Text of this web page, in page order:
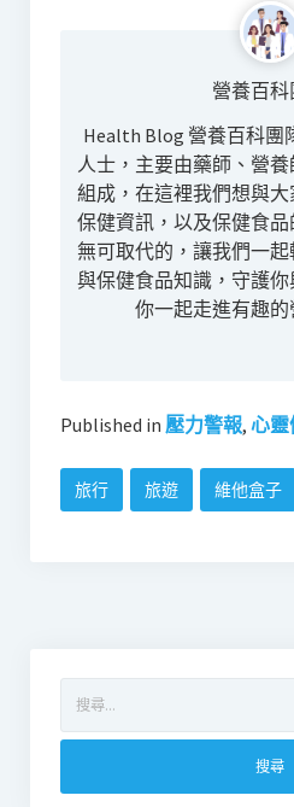
營養百科
Health Blog 營養百科團
人士，主要由藥師、營
組成，在這裡我們想與
保健資訊，以及保健食
無可取代的，讓我們一
與保健食品知識，守護
你一起走進有趣
Published in 壓力警報, 心靈
旅行 旅遊 維他盒子
關
字: